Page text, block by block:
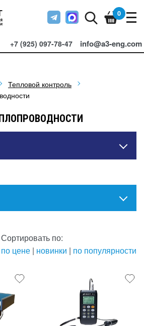
+7 (925) 097-78-47 info@a3-eng.com
0
Тепловой контроль
Сортировать по:
по цене | новинки | по популярности